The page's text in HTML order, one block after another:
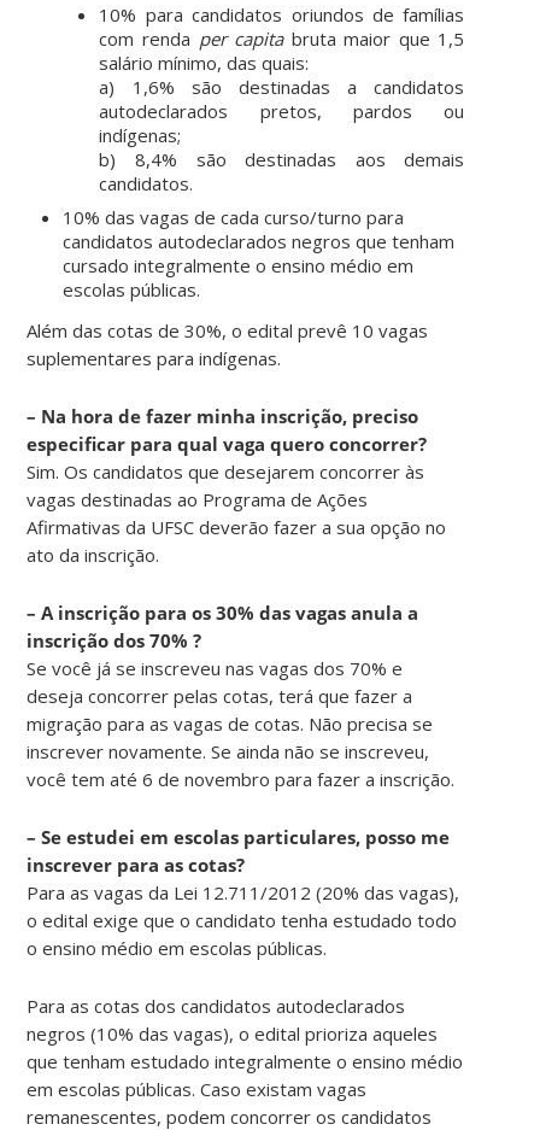
10% para candidatos oriundos de famílias
com renda per capitabruta maior que 1,5
salário mínimo, das quais:
a) 1,6% são destinadas a candidatos
autodeclarados pretos, pardos ou
indígenas;
b) 8,4% são destinadas aos demais
candidatos.
10% das vagas de cada curso/turno para
candidatos autodeclarados negros que tenham
cursado integralmente o ensino médio em
escolas públicas.
Além das cotas de 30%, o edital prevê 10 vagas
suplementares para indígenas.
– Na hora de fazer minha inscrição, preciso
especificar para qual vaga quero concorrer?
Sim. Os candidatos que desejarem concorrer às
vagas destinadas ao Programa de Ações
Afirmativas da UFSC deverão fazer a sua opção no
ato da inscrição.
– A inscrição para os 30% das vagas anula a
inscrição dos 70% ?
Se você já se inscreveu nas vagas dos 70% e
deseja concorrer pelas cotas, terá que fazer a
migração para as vagas de cotas. Não precisa se
inscrever novamente. Se ainda não se inscreveu,
você tem até 6 de novembro para fazer a inscrição.
– Se estudei em escolas particulares, posso me
inscrever para as cotas?
Para as vagas da Lei 12.711/2012 (20% das vagas),
o edital exige que o candidato tenha estudado todo
o ensino médio em escolas públicas.
Para as cotas dos candidatos autodeclarados
negros (10% das vagas), o edital prioriza aqueles
que tenham estudado integralmente o ensino médio
em escolas públicas. Caso existam vagas
remanescentes, podem concorrer os candidatos